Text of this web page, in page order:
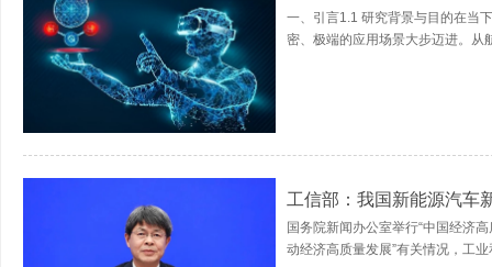
一、引言1.1 研究背景与目的在当
密、极端的应用场景大步迈进。从
工信部：我国新能源汽车
国务院新闻办公室举行“中国经济
动经济高质量发展”有关情况，工